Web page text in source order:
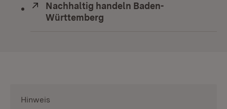
Extern:
Nachhaltig handeln Baden-
Württemberg
Hinweis